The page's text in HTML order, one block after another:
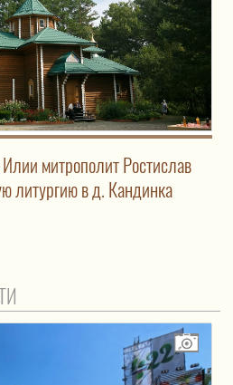
митрополит Ростислав
литургию в д. Кандинка